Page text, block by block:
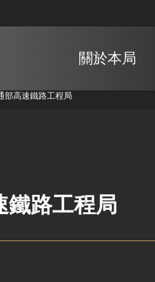
關於本局
部高速鐵路工程局
鐵路工程局